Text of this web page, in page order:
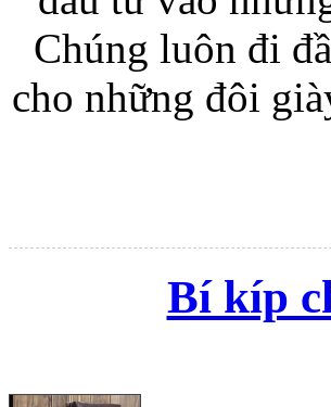
Chúng luôn đi
cho những đôi
Bí kíp